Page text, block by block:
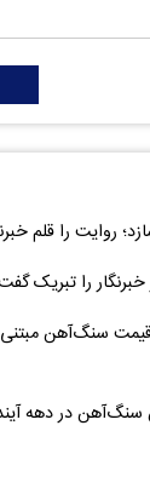
روایت را قلم
خبرنگار را تبریک
سنگ‌آهن مبتنی
در دهه